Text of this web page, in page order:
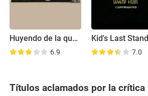
Huyendo de la quema
6.9
Kid's Last Stand
7.0
Títulos aclamados por la crítica